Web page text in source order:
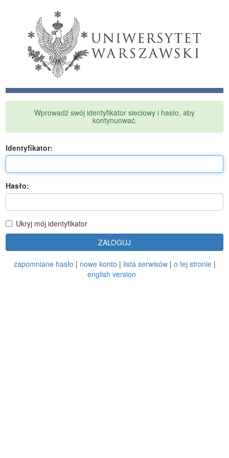
Wprowadź swój identyfikator sieciowy i hasło, aby
kontynuować.
Identyfikator:
Hasło:
Ukryj mój identyfikator
ZALOGUJ
zapomniane hasło | nowe konto | lista serwisów| o tej stronie|
english version